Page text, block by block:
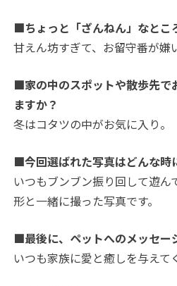
■ちょっと「ざんねん」なとこ
甘えん坊すぎて、お留守番が嫌
■家の中のスポットや散歩先で
ますか？
冬はコタツの中がお気に入り。
■今回選ばれた写真はどんな時
いつもブンブン振り回して遊ん
形と一緒に撮った写真です。
■最後に、ペットへのメッセー
いつも家族に愛と癒しを与えて